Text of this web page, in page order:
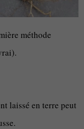
méthode
laissé en terre peut